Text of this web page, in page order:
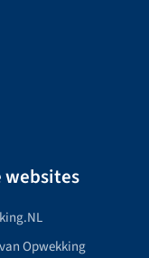
websites
Opwekking